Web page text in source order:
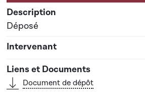
Déposé
Document de dépôt